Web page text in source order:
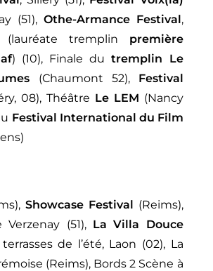
(51), Othe-Armance Festival,
(lauréate tremplin première
) (10), Finale dutremplin Le
(Chaumont 52), Festival
08), Théâtre Le LEM (Nancy
Festival International du Film
Showcase Festival (Reims),
(51), La Villa Douce
de l’été, Laon (02), La
(Reims), Bords 2 Scène à